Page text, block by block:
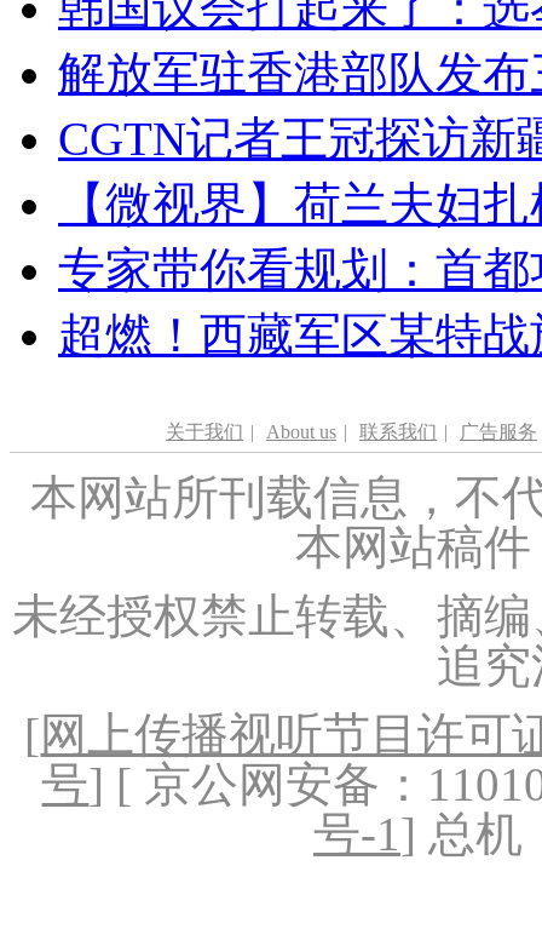
解放军驻香港部队发
CGTN记者王冠探访新
【微视界】荷兰夫妇
专家带你看规划：首
超燃！西藏军区某特
关于我们 | About us | 联系我们 | 广告服务
本网站所刊载信息，不
本网站稿
未经授权禁止转载、摘
追
[网上传播视听节目许可
号] [ 京公网安备：
号-1] 总机